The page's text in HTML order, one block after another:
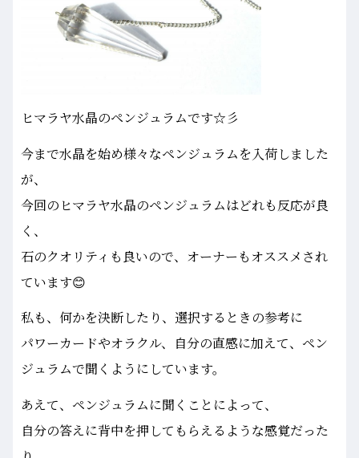
ヒマラヤ水晶のペンジュラムです☆彡
今まで水晶を始め様々なペンジュラムを入荷しました
が、
今回のヒマラヤ水晶のペンジュラムはどれも反応が良
く、
石のクオリティも良いので、オーナーもオススメされ
ています😊
私も、何かを決断したり、選択するときの参考に
パワーカードやオラクル、自分の直感に加えて、ペン
ジュラムで聞くようにしています。
あえて、ペンジュラムに聞くことによって、
自分の答えに背中を押してもらえるような感覚だった